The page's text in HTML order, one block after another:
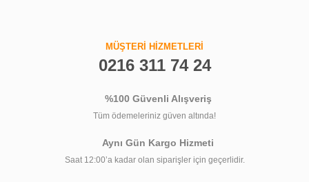
MÜŞTERİ HİZMETLERİ
0216 311 74 24
%100 Güvenli Alışveriş
Tüm ödemeleriniz güven altında!
Aynı Gün Kargo Hizmeti
Saat 12:00’a kadar olan siparişler için geçerlidir.